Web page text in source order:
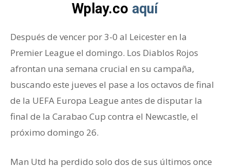
Wplay.co aquí
Después de vencer por 3-0 al Leicester en la
Premier League el domingo. Los Diablos Rojos
afrontan una semana crucial en su campaña,
buscando este jueves el pase a los octavos de final
de la UEFA Europa League antes de disputar la
final de la Carabao Cup contra el Newcastle, el
próximo domingo 26.
Man Utd ha perdido solo dos de sus últimos once